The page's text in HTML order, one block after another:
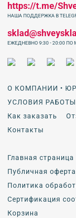
О КОМПАНИИ •
УСЛОВИЯ РАБОТЫ
Как заказать
Контакты
Главная страница
Публичная оферта
Политика
Сертификация
Корзина
https://t.me/
НАША ПОДДЕРЖКА В
ЕЖЕДНЕВНО 9:30 - 20:00 ПО